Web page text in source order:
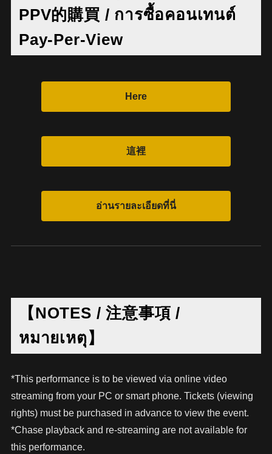
PPV的購買 / การซื้อคอนเทนต์
Pay-Per-View
【NOTES / 注意事項 /
หมายเหตุ】
*This performance is to be viewed via online video
streaming from your PC or smart phone. Tickets (viewing
rights) must be purchased in advance to view the event.
*Chase playback and re-streaming are not available for
this performance.